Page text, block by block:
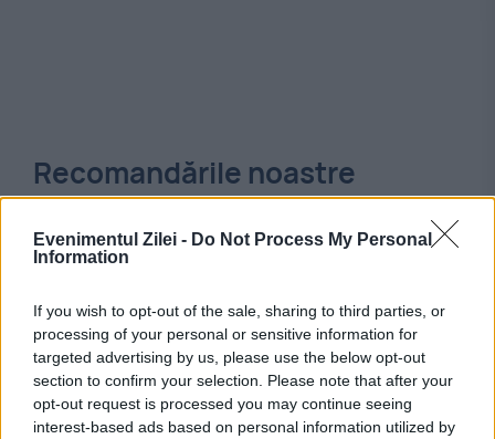
Evenimentul Zilei - Do Not Process My Personal
Information
If you wish to opt-out of the sale, sharing to third parties, or
processing of your personal or sensitive information for
targeted advertising by us, please use the below opt-out
section to confirm your selection. Please note that after your
opt-out request is processed you may continue seeing
interest-based ads based on personal information utilized by
Recomandările noastre